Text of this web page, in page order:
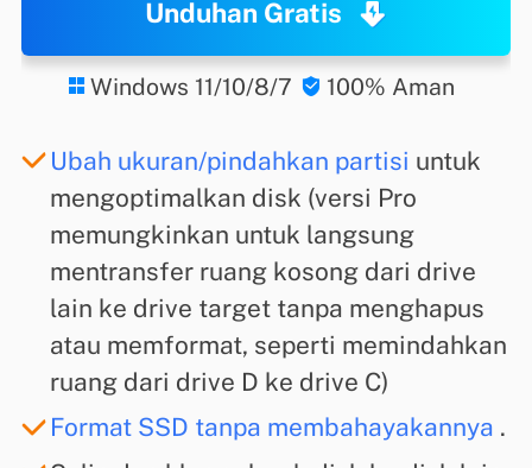
Unduhan Gratis
 Windows 11/10/8/7  100% Aman
Ubah ukuran/pindahkan partisi untuk
mengoptimalkan disk (versi Pro
memungkinkan untuk langsung
mentransfer ruang kosong dari drive
lain ke drive target tanpa menghapus
atau memformat, seperti memindahkan
ruang dari drive D ke drive C)
Format SSD tanpa membahayakannya .